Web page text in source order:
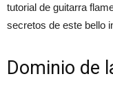
tutorial de guitarra
secretos de este bello
Dominio de